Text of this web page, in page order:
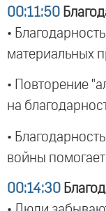
00:11:50
•
материальных
• Повторение
на
•
войны
00:14:30